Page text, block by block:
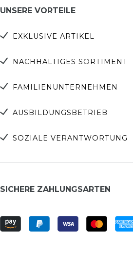
UNSERE VORTEILE
EXKLUSIVE ARTIKEL
NACHHALTIGES SORTIMENT
FAMILIENUNTERNEHMEN
AUSBILDUNGSBETRIEB
SOZIALE VERANTWORTUNG
SICHERE ZAHLUNGSARTEN